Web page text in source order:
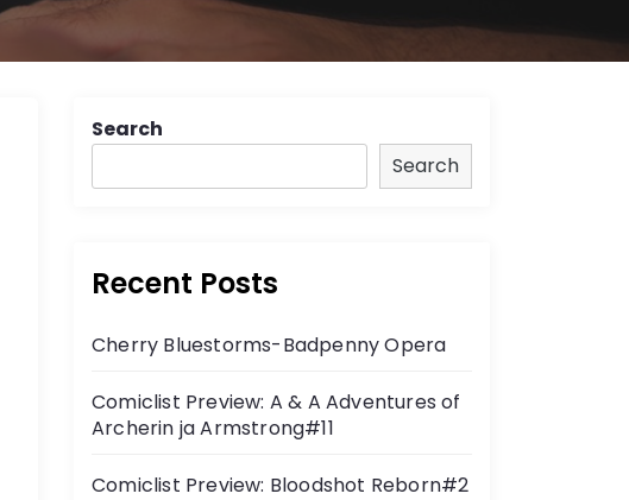
Search
Search
Recent Posts
Cherry Bluestorms-Badpenny Opera
Comiclist Preview: A & A Adventures of
Archerin ja Armstrong#11
Comiclist Preview: Bloodshot Reborn#2